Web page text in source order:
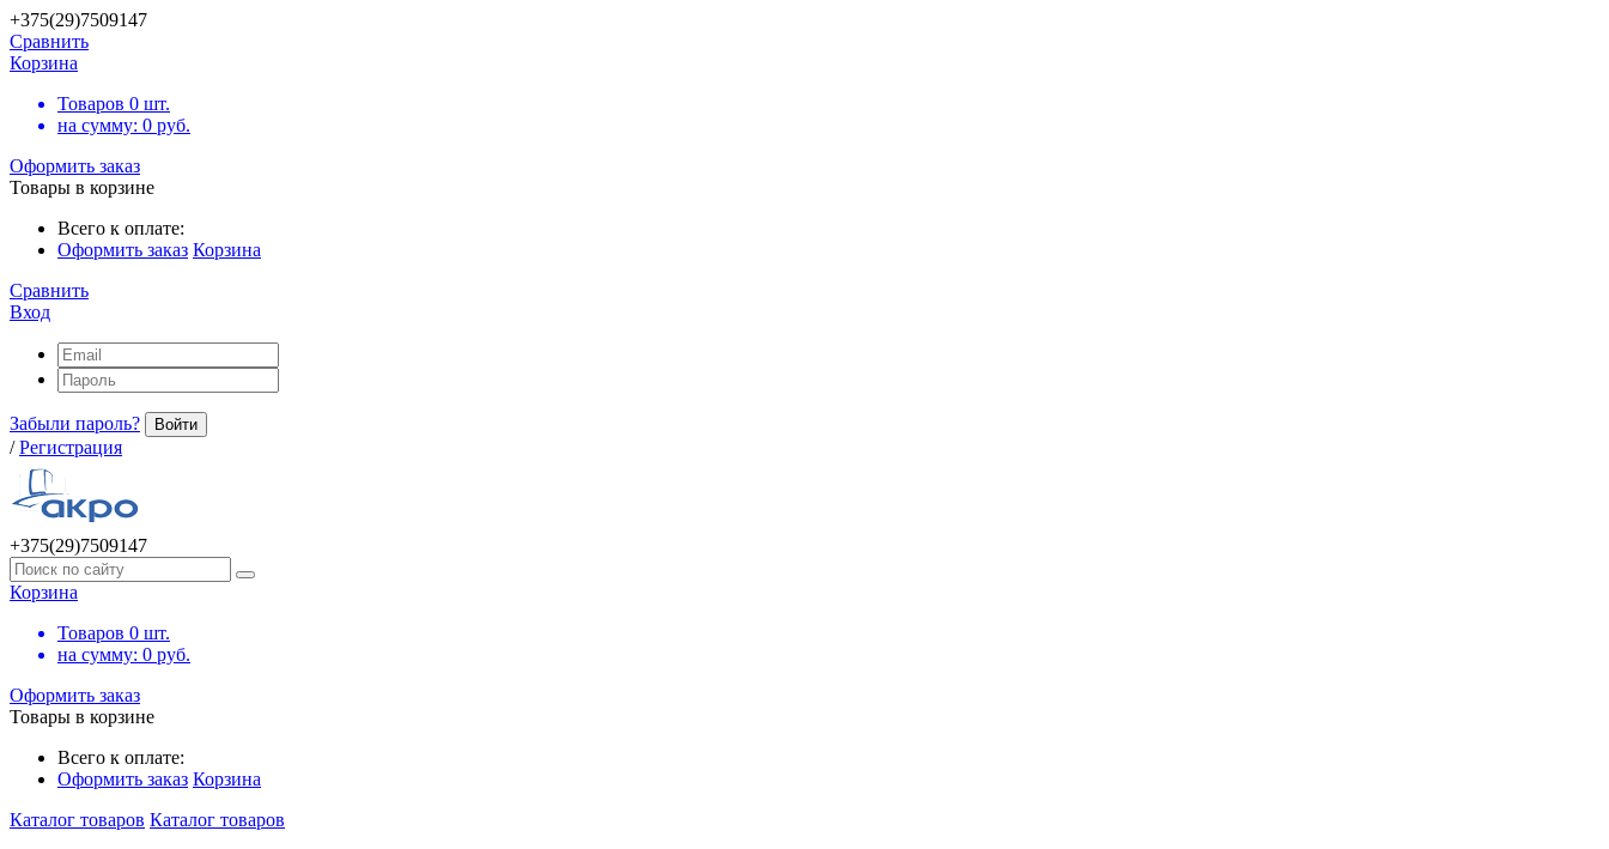
+375(29)7509147
Сравнить
Корзина
Товаров 0 шт.
на сумму: 0 руб.
Оформить заказ
Товары в корзине
Всего к оплате:
Оформить заказ Корзина
Сравнить
Вход
Забыли пароль? Войти
/ Регистрация
+375(29)7509147
Корзина
Товаров 0 шт.
на сумму: 0 руб.
Оформить заказ
Товары в корзине
Всего к оплате:
Оформить заказ Корзина
Каталог товаров Каталог товаров